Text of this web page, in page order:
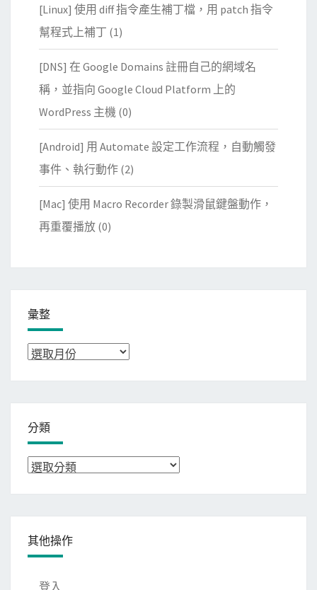
[Linux] 使用 diff 指令產生補丁檔，用 patch 指令
幫程式上補丁 (1)
[DNS] 在 Google Domains 註冊自己的網域名
稱，並指向 Google Cloud Platform 上的
WordPress 主機 (0)
[Android] 用 Automate 設定工作流程，自動觸發
事件、執行動作 (2)
[Mac] 使用 Macro Recorder 錄製滑鼠鍵盤動作，
再重覆播放 (0)
彙整
彙
分類
分
其他操作
登入